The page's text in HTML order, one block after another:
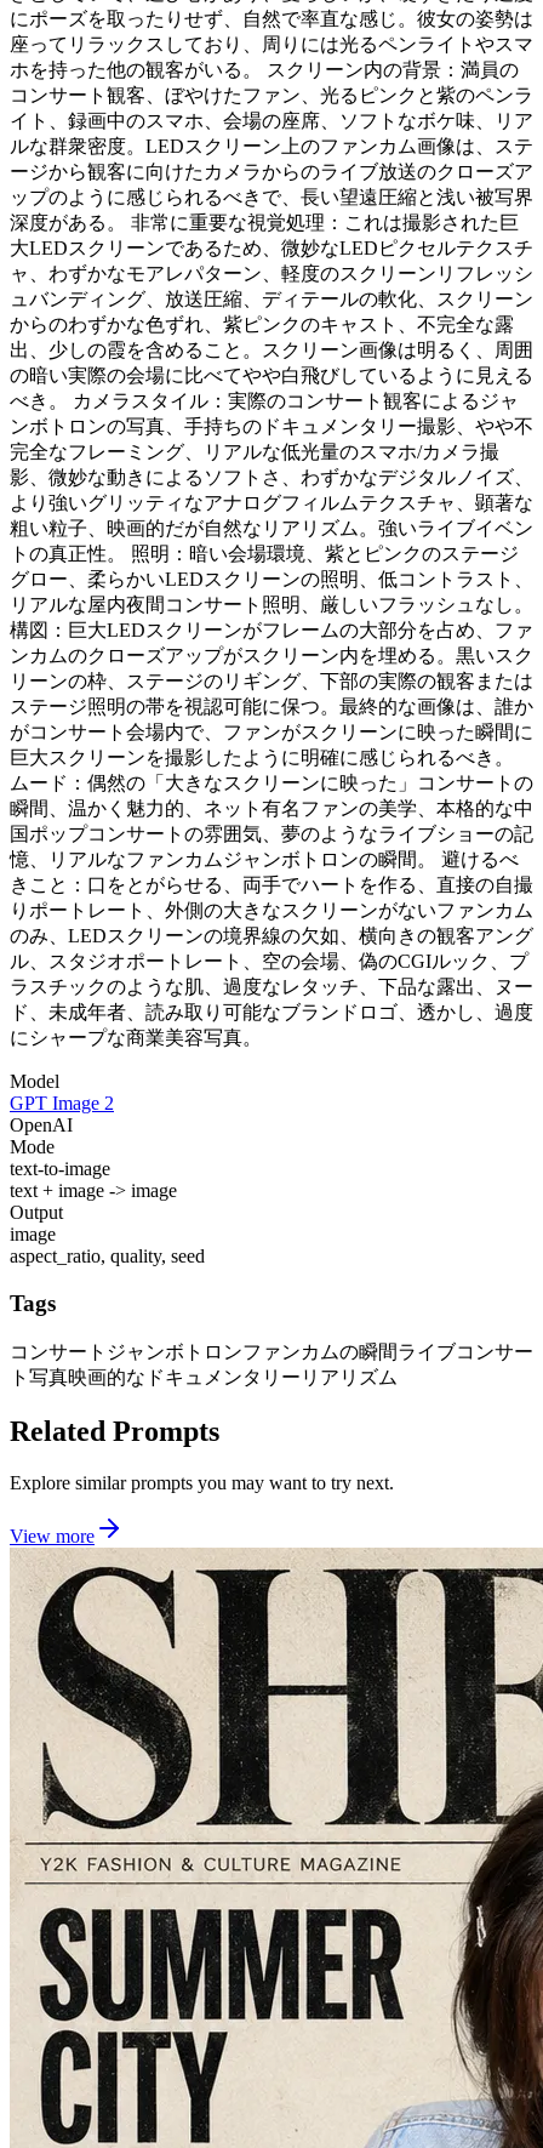
にポーズを取ったりせず、自然で率直な感じ。彼女の姿勢は
座ってリラックスしており、周りには光るペンライトやスマ
ホを持った他の観客がいる。 スクリーン内の背景：満員の
コンサート観客、ぼやけたファン、光るピンクと紫のペンラ
イト、録画中のスマホ、会場の座席、ソフトなボケ味、リア
ルな群衆密度。LEDスクリーン上のファンカム画像は、ステ
ージから観客に向けたカメラからのライブ放送のクローズア
ップのように感じられるべきで、長い望遠圧縮と浅い被写界
深度がある。 非常に重要な視覚処理：これは撮影された巨
大LEDスクリーンであるため、微妙なLEDピクセルテクスチ
ャ、わずかなモアレパターン、軽度のスクリーンリフレッシ
ュバンディング、放送圧縮、ディテールの軟化、スクリーン
からのわずかな色ずれ、紫ピンクのキャスト、不完全な露
出、少しの霞を含めること。スクリーン画像は明るく、周囲
の暗い実際の会場に比べてやや白飛びしているように見える
べき。 カメラスタイル：実際のコンサート観客によるジャ
ンボトロンの写真、手持ちのドキュメンタリー撮影、やや不
完全なフレーミング、リアルな低光量のスマホ/カメラ撮
影、微妙な動きによるソフトさ、わずかなデジタルノイズ、
より強いグリッティなアナログフィルムテクスチャ、顕著な
粗い粒子、映画的だが自然なリアリズム。強いライブイベン
トの真正性。 照明：暗い会場環境、紫とピンクのステージ
グロー、柔らかいLEDスクリーンの照明、低コントラスト、
リアルな屋内夜間コンサート照明、厳しいフラッシュなし。
構図：巨大LEDスクリーンがフレームの大部分を占め、ファ
ンカムのクローズアップがスクリーン内を埋める。黒いスク
リーンの枠、ステージのリギング、下部の実際の観客または
ステージ照明の帯を視認可能に保つ。最終的な画像は、誰か
がコンサート会場内で、ファンがスクリーンに映った瞬間に
巨大スクリーンを撮影したように明確に感じられるべき。
ムード：偶然の「大きなスクリーンに映った」コンサートの
瞬間、温かく魅力的、ネット有名ファンの美学、本格的な中
国ポップコンサートの雰囲気、夢のようなライブショーの記
憶、リアルなファンカムジャンボトロンの瞬間。 避けるべ
きこと：口をとがらせる、両手でハートを作る、直接の自撮
りポートレート、外側の大きなスクリーンがないファンカム
のみ、LEDスクリーンの境界線の欠如、横向きの観客アング
ル、スタジオポートレート、空の会場、偽のCGIルック、プ
ラスチックのような肌、過度なレタッチ、下品な露出、ヌー
ド、未成年者、読み取り可能なブランドロゴ、透かし、過度
にシャープな商業美容写真。
Model
GPT Image 2
OpenAI
Mode
text-to-image
text + image -> image
Output
image
aspect_ratio, quality, seed
Tags
コンサートジャンボトロンファンカムの瞬間ライブコンサー
ト写真映画的なドキュメンタリーリアリズム
Related Prompts
Explore similar prompts you may want to try next.
View more